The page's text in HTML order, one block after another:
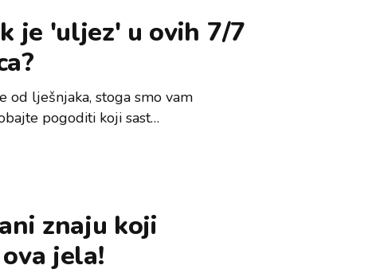
je 'uljez' u ovih 7/7
od lješnjaka, stoga smo vam
pogoditi koji sast…
znaju koji
jela!